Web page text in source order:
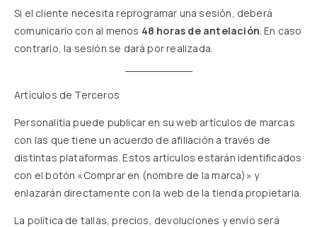
Si el cliente necesita reprogramar una sesión, deberá
comunicarlo con al menos 48 horas de antelación. En caso
contrario, la sesión se dará por realizada.
Artículos de Terceros
Personalitia puede publicar en su web artículos de marcas
con las que tiene un acuerdo de afiliación a través de
distintas plataformas. Estos artículos estarán identificados
con el botón «Comprar en (nombre de la marca)» y
enlazarán directamente con la web de la tienda propietaria.
La política de tallas, precios, devoluciones y envío será